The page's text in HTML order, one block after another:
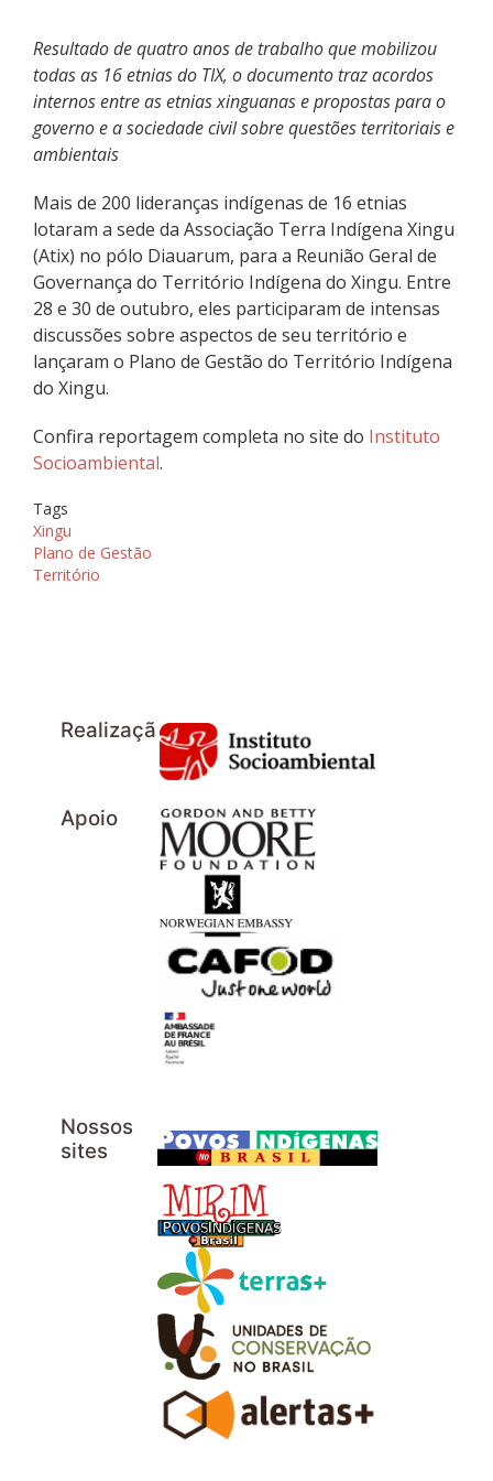
Resultado de quatro anos de trabalho que mobilizou
todas as 16 etnias do TIX, o documento traz acordos
internos entre as etnias xinguanas e propostas para o
governo e a sociedade civil sobre questões territoriais e
ambientais
Mais de 200 lideranças indígenas de 16 etnias
lotaram a sede da Associação Terra Indígena Xingu
(Atix) no pólo Diauarum, para a Reunião Geral de
Governança do Território Indígena do Xingu. Entre
28 e 30 de outubro, eles participaram de intensas
discussões sobre aspectos de seu território e
lançaram o Plano de Gestão do Território Indígena
do Xingu.
Confira reportagem completa no site do Instituto
Socioambiental.
Tags
Xingu
Plano de Gestão
Território